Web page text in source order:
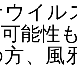
ウイ
能性
方、